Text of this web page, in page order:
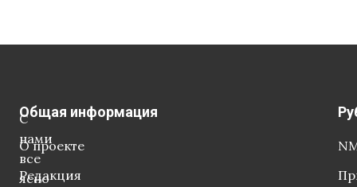
С
нами
все
ясно
Общая информация
О проекте
Редакция